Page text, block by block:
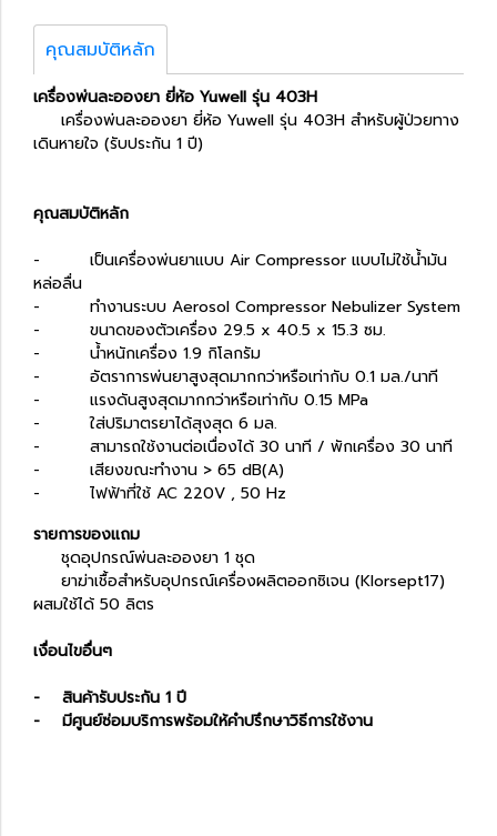
คุณสมบัติหลัก
เครื่องพ่นละอองยา ยี่ห้อ Yuwell รุ่น 403H
เครื่องพ่นละอองยา ยี่ห้อ Yuwell รุ่น 403H สำหรับผู้ป่วยทาง
เดินหายใจ (รับประกัน 1 ปี)
คุณสมบัติหลัก
- เป็นเครื่องพ่นยาแบบ Air Compressor แบบไม่ใช้น้ำมัน
หล่อลื่น
- ทำงานระบบ Aerosol Compressor Nebulizer System
- ขนาดของตัวเครื่อง 29.5 x 40.5 x 15.3 ซม.
- น้ำหนักเครื่อง 1.9 กิโลกรัม
- อัตราการพ่นยาสูงสุดมากกว่าหรือเท่ากับ 0.1 มล./นาที
- แรงดันสูงสุดมากกว่าหรือเท่ากับ 0.15 MPa
- ใส่ปริมาตรยาได้สุงสุด 6 มล.
- สามารถใช้งานต่อเนื่องได้ 30 นาที / พักเครื่อง 30 นาที
- เสียงขณะทำงาน > 65 dB(A)
- ไฟฟ้าที่ใช้ AC 220V , 50 Hz
รายการของแถม
ชุดอุปกรณ์พ่นละอองยา 1 ชุด
ยาฆ่าเชื้อสำหรับอุปกรณ์เครื่องผลิตออกซิเจน (Klorsept17)
ผสมใช้ได้ 50 ลิตร
เงื่อนไขอื่นๆ
- สินค้ารับประกัน 1 ปี
- มีศูนย์ซ่อมบริการพร้อมให้คำปรึกษาวิธีการใช้งาน